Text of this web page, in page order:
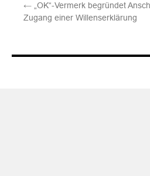
← „OK“-Vermerk begründet
Zugang einer Willenserklärung